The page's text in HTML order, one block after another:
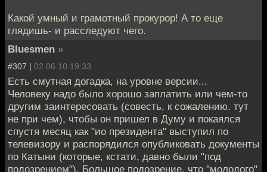
Какой умный и грамотный прокурор! А то еще
глядишь- и расследуют чего.
Bluesmen »
#307 | 02.06.10 19:33
Есть смутная догадка, на уровне версии...
Человеку надо было хорошо заплатить или чем-то
другим заинтересовать (совесть, к сожалению. тут
не при чем), чтобы он пришел в Думу и покаялся
спустя месяц как "ио президента" выступил по
телевизору и распорядился опубликовать документы
по Катыни (которые, кстати, давно были "под
подозрением"). Большое подозрение, что "молодого"